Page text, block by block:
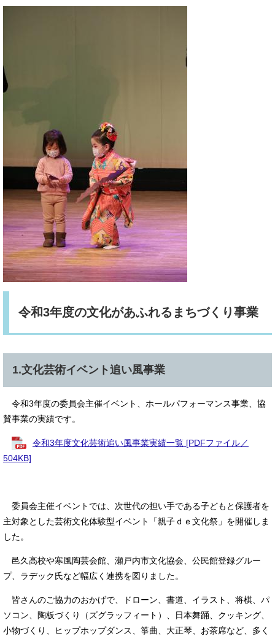
令和3年度の文化があふれるまちづくり事業
1.文化芸術イベント追い風事業
令和3年度の委員会主催イベント、ホールパフォーマンス事業、協
賛事業の実績です。
令和3年度文化芸術追い風事業実績一覧 [PDFファイル／
504KB]
委員会主催イベントでは、次世代の担い手である子どもと保護者を
主対象とした芸術文化体験型イベント「親子ｄｅ文化祭」を開催しま
した。
邑久高校や寒風陶芸会館、瀬戸内市文化協会、公民館登録グルー
プ、ラデック氏など幅広く連携を図りました。
皆さんのご協力のおかげで、ドローン、書道、イラスト、将棋、パ
ソコン、陶板づくり（ズグラッフィート）、日本舞踊、クッキング、
小物づくり、ヒップホップダンス、箏曲、大正琴、お茶席など、多く